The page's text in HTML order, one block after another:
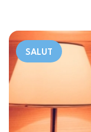
SALUT